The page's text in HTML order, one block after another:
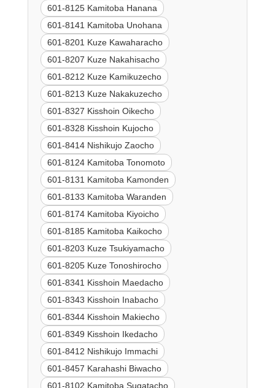
601-8125 Kamitoba Hanana
601-8141 Kamitoba Unohana
601-8201 Kuze Kawaharacho
601-8207 Kuze Nakahisacho
601-8212 Kuze Kamikuzecho
601-8213 Kuze Nakakuzecho
601-8327 Kisshoin Oikecho
601-8328 Kisshoin Kujocho
601-8414 Nishikujo Zaocho
601-8124 Kamitoba Tonomoto
601-8131 Kamitoba Kamonden
601-8133 Kamitoba Waranden
601-8174 Kamitoba Kiyoicho
601-8185 Kamitoba Kaikocho
601-8203 Kuze Tsukiyamacho
601-8205 Kuze Tonoshirocho
601-8341 Kisshoin Maedacho
601-8343 Kisshoin Inabacho
601-8344 Kisshoin Makiecho
601-8349 Kisshoin Ikedacho
601-8412 Nishikujo Immachi
601-8457 Karahashi Biwacho
601-8102 Kamitoba Sugatacho